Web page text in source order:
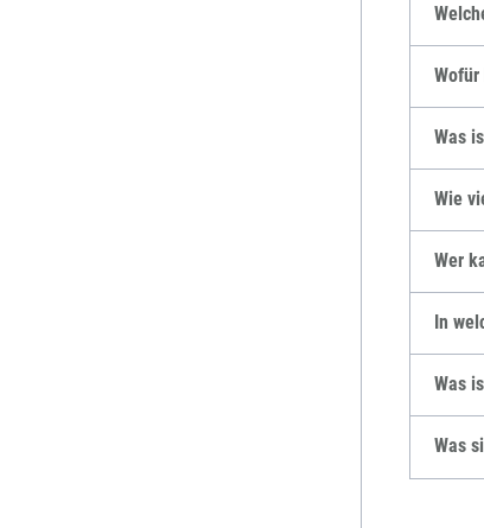
Was
Wie
Wer
In
Was
Was